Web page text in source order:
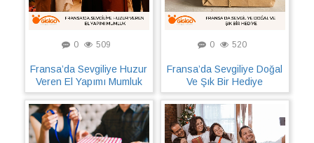
0 509
Fransa’da Sevgiliye Huzur
Veren El Yapımı Mumluk
0 520
Fransa’da Sevgiliye Doğal
Ve Şık Bir Hediye